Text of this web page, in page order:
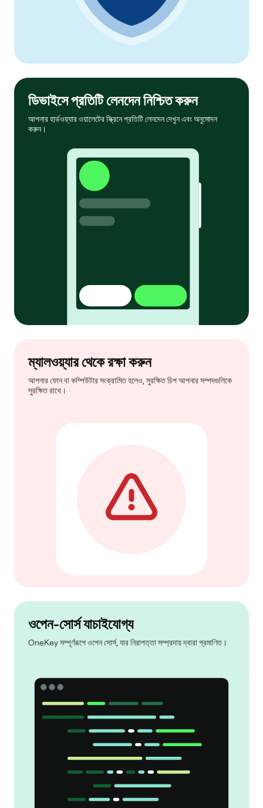
ডিভাইসে প্রতিটি লেনদেন নিশ্চিত করুন
আপনার হার্ডওয়্যার ওয়ালেটের স্ক্রিনে প্রতিটি লেনদেন দেখুন এবং অনুমোদন
করুন।
ম্যালওয়্যার থেকে রক্ষা করুন
আপনার ফোন বা কম্পিউটার সংক্রামিত হলেও, সুরক্ষিত চিপ আপনার সম্পদগুলিকে
সুরক্ষিত রাখে।
ওপেন-সোর্স যাচাইযোগ্য
OneKey সম্পূর্ণরূপে ওপেন সোর্স, যার নিরাপত্তা সম্প্রদায় দ্বারা প্রমাণিত।